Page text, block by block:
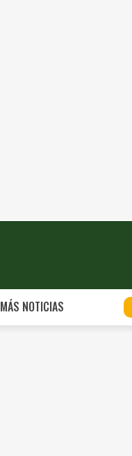
MÁS NOTICIAS